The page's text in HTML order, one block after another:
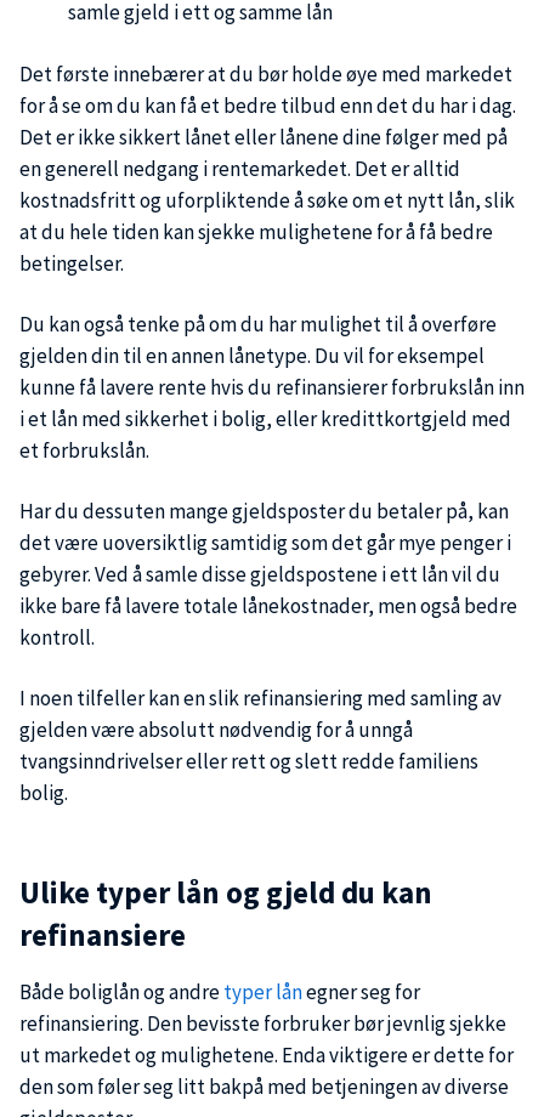
samle gjeld i ett og samme lån
Det første innebærer at du bør holde øye med markedet
for å se om du kan få et bedre tilbud enn det du har i dag.
Det er ikke sikkert lånet eller lånene dine følger med på
en generell nedgang i rentemarkedet. Det er alltid
kostnadsfritt og uforpliktende å søke om et nytt lån, slik
at du hele tiden kan sjekke mulighetene for å få bedre
betingelser.
Du kan også tenke på om du har mulighet til å overføre
gjelden din til en annen lånetype. Du vil for eksempel
kunne få lavere rente hvis du refinansierer forbrukslån inn
i et lån med sikkerhet i bolig, eller kredittkortgjeld med
et forbrukslån.
Har du dessuten mange gjeldsposter du betaler på, kan
det være uoversiktlig samtidig som det går mye penger i
gebyrer. Ved å samle disse gjeldspostene i ett lån vil du
ikke bare få lavere totale lånekostnader, men også bedre
kontroll.
I noen tilfeller kan en slik refinansiering med samling av
gjelden være absolutt nødvendig for å unngå
tvangsinndrivelser eller rett og slett redde familiens
bolig.
Ulike typer lån og gjeld du kan
refinansiere
Både boliglån og andretyper lånegner seg for
refinansiering. Den bevisste forbruker bør jevnlig sjekke
ut markedet og mulighetene. Enda viktigere er dette for
den som føler seg litt bakpå med betjeningen av diverse